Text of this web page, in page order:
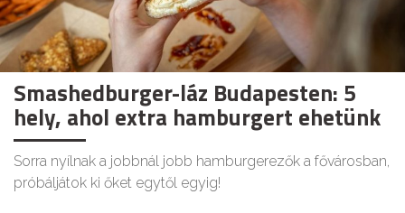
Smashedburger-láz Budapesten: 5
hely, ahol extra hamburgert ehetünk
Sorra nyílnak a jobbnál jobb hamburgerezők a fővárosban,
próbáljátok ki őket egytől egyig!